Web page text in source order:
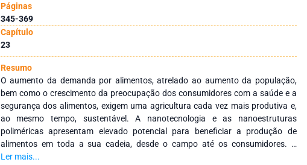
Páginas
345-369
Capítulo
23
Resumo
O aumento da demanda por alimentos, atrelado ao aumento da população,
bem como o crescimento da preocupação dos consumidores com a saúde e a
segurança dos alimentos, exigem uma agricultura cada vez mais produtiva e,
ao mesmo tempo, sustentável. A nanotecnologia e as nanoestruturas
poliméricas apresentam elevado potencial para beneficiar a produção de
alimentos em toda a sua cadeia, desde o campo até os consumidores. A
quitosana, polímero produzido principalmente a partir da desacetilação da
Ler mais...